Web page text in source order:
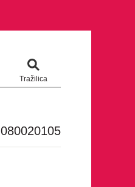
Tražilica
080020105